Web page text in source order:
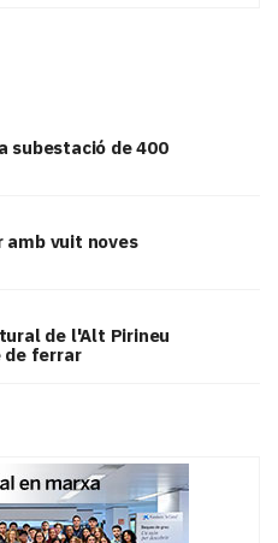
subestació de 400
amb vuit noves
de l'Alt Pirineu
de ferrar